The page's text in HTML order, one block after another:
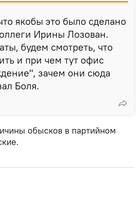
якобы это было сделано
Ирины Лозован.
будем смотреть, что
и при чем тут офис
зачем они сюда
Боля.
обысков в партийном